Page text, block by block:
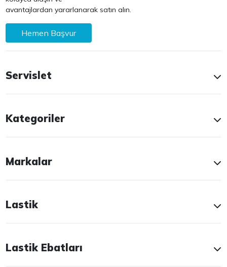
avantajlardan yararlanarak satın alın.
Hemen Başvur
Servislet
Kategoriler
Markalar
Lastik
Lastik Ebatları